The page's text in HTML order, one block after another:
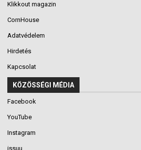
Klikkout magazin
CornHouse
Adatvédelem
Hirdetés
Kapcsolat
KÖZÖSSÉGI MÉDIA
Facebook
YouTube
Instagram
issuu